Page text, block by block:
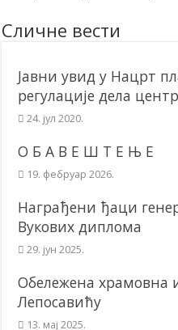
Сличне вести
Јавни увид у Нацрт
регулације дела
24. јул 2020.
О Б А В Е Ш Т Е Њ Е
19. фебруар 2026.
Награђени ђаци
Вукових диплома
29. јун 2025.
Обележена храмовна
Лепосавићу
13. мај 2025.